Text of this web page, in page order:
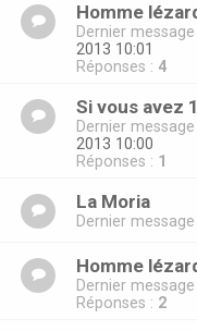
Homme
Dernier
2013 10:01
Réponses : 4
Si vous avez
Dernier
2013 10:00
Réponses : 1
La Moria
Dernier
Homme
Dernier
Réponses : 2